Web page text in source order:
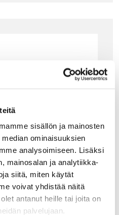
sisällön ja mainosten
ominaisuuksien
analysoimiseen. Lisäksi
mainosalan ja analytiikka-
siitä, miten käytät
voivat yhdistää näitä
antanut heille tai joita on
palvelujaan.